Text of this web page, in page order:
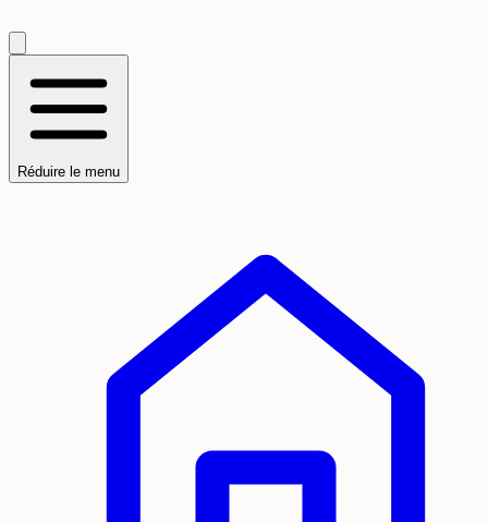
Réduire le menu